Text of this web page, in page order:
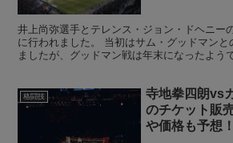
井上尚弥選手とテレンス・ジョン・ドヘニー
に行われました。 当初はサム・グッドマンと
ましたが、グッドマン戦は年末になったよう
格闘技
寺地拳四朗vs
のチケット販
や価格も予想！